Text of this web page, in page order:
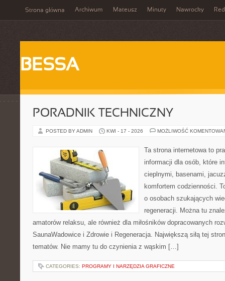
Strona główna Archiwum Mateusz Minuty Nawrocky
BESSA
PORADNIK TECHNICZNY
POSTED BY ADMIN KWI - 17 - 2026 MOŻLIWOŚĆ
Ta strona internetowa to
informacji dla osób, które
cieplnymi, basenami,
komfortem codzienności.
o osobach szukających
regeneracji. Można tu
amatorów relaksu, ale również dla miłośników dopracowanych
SaunaWadowice i Zdrowie i Regeneracja. Największą siłą tej
tematów. Nie mamy tu do czynienia z wąskim […]
CATEGORIES: PROGRAMY I NARZĘDZIA GRAFICZNE